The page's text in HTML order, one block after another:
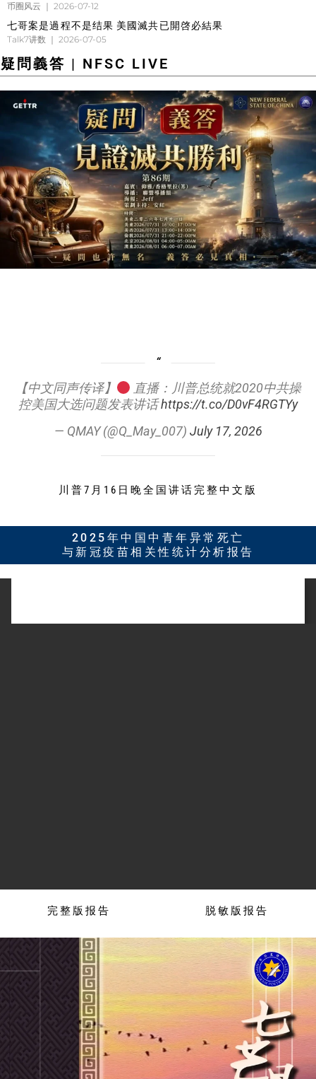
币圈风云 2026-07-12
七哥案是過程不是结果 美國滅共已開啓必結果
Talk7讲数 2026-07-05
疑問義答 | NFSC LIVE
【中文同声传译】
直播：川普总统就2020中共操
控美国大选问题发表讲话https://t.co/D0vF4RGTYy
— QMAY (@Q_May_007) July 17, 2026
川普7月16日晚全国讲话完整中文版
2025年中国中青年异常死亡
与新冠疫苗相关性统计分析报告
完整版报告 脱敏版报告